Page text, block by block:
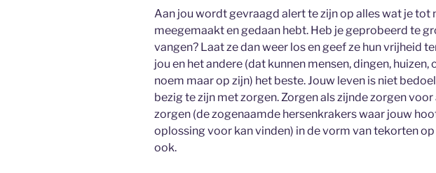
Aan jou wordt gevraagd alert te zijn op alles wat je tot
meegemaakt en gedaan hebt. Heb je geprobeerd te
vangen? Laat ze dan weer los en geef ze hun vrijheid
jou en het andere (dat kunnen mensen, dingen, huizen,
noem maar op zijn) het beste. Jouw leven is niet
bezig te zijn met zorgen. Zorgen als zijnde zorgen voor
zorgen (de zogenaamde hersenkrakers waar jouw
oplossing voor kan vinden) in de vorm van tekorten
ook.